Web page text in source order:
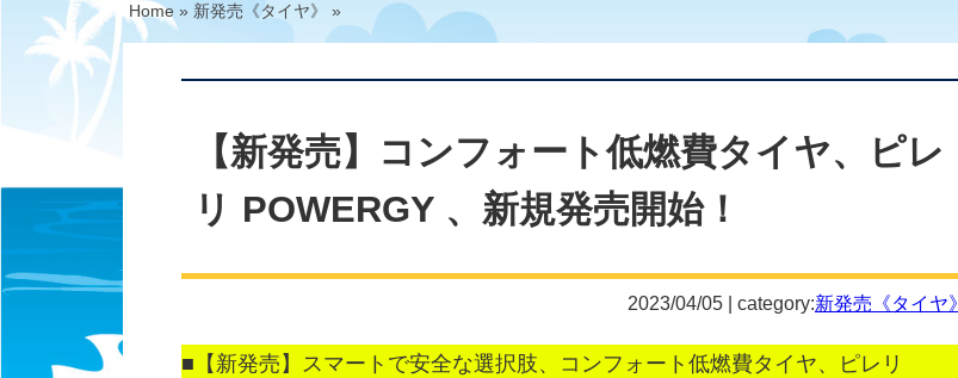
Home » 新発売《タイヤ》 »
【新発売】コンフォート低燃費タイヤ、ピレ
リ POWERGY 、新規発売開始！
2023/04/05 | category:新発売《タイヤ》
■【新発売】スマートで安全な選択肢、コンフォート低燃費タイヤ、ピレリ